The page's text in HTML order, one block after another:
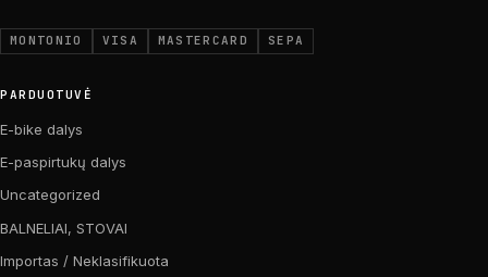
MONTONIO VISA MASTERCARD SEPA
PARDUOTUVĖ
E-bike dalys
E-paspirtukų dalys
Uncategorized
BALNELIAI, STOVAI
Importas / Neklasifikuota